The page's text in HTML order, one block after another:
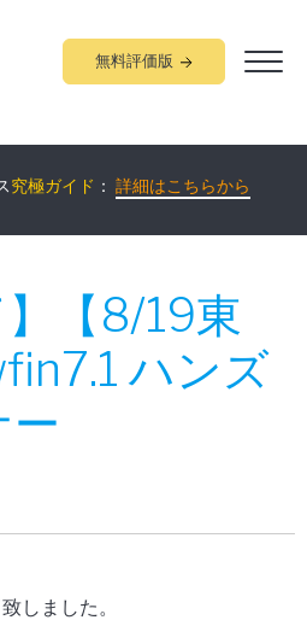
無料評価版
ョン をご紹介！：
詳細はこちらか
究極ガイド ： 詳細はこちらから
】【8/19東
ハンズ
しました。